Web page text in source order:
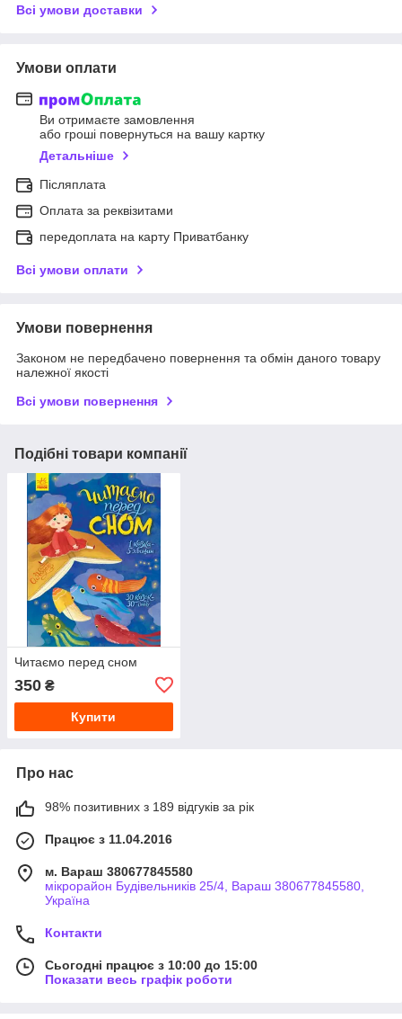
Всі умови доставки
Умови оплати
Ви отримаєте замовлення
або гроші повернуться на вашу картку
Детальніше
Післяплата
Оплата за реквізитами
передоплата на карту Приватбанку
Всі умови оплати
Умови повернення
Законом не передбачено повернення та обмін даного товару
належної якості
Всі умови повернення
Подібні товари компанії
Читаємо перед сном
350 ₴
Купити
Про нас
98% позитивних з 189 відгуків за рік
Працює з 11.04.2016
м. Вараш 380677845580
мікрорайон Будівельників 25/4, Вараш 380677845580,
Україна
Контакти
Сьогодні працює з 10:00 до 15:00
Показати весь графік роботи